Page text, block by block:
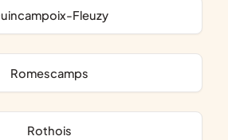
Quincampoix-Fleuzy
Romescamps
Rothois